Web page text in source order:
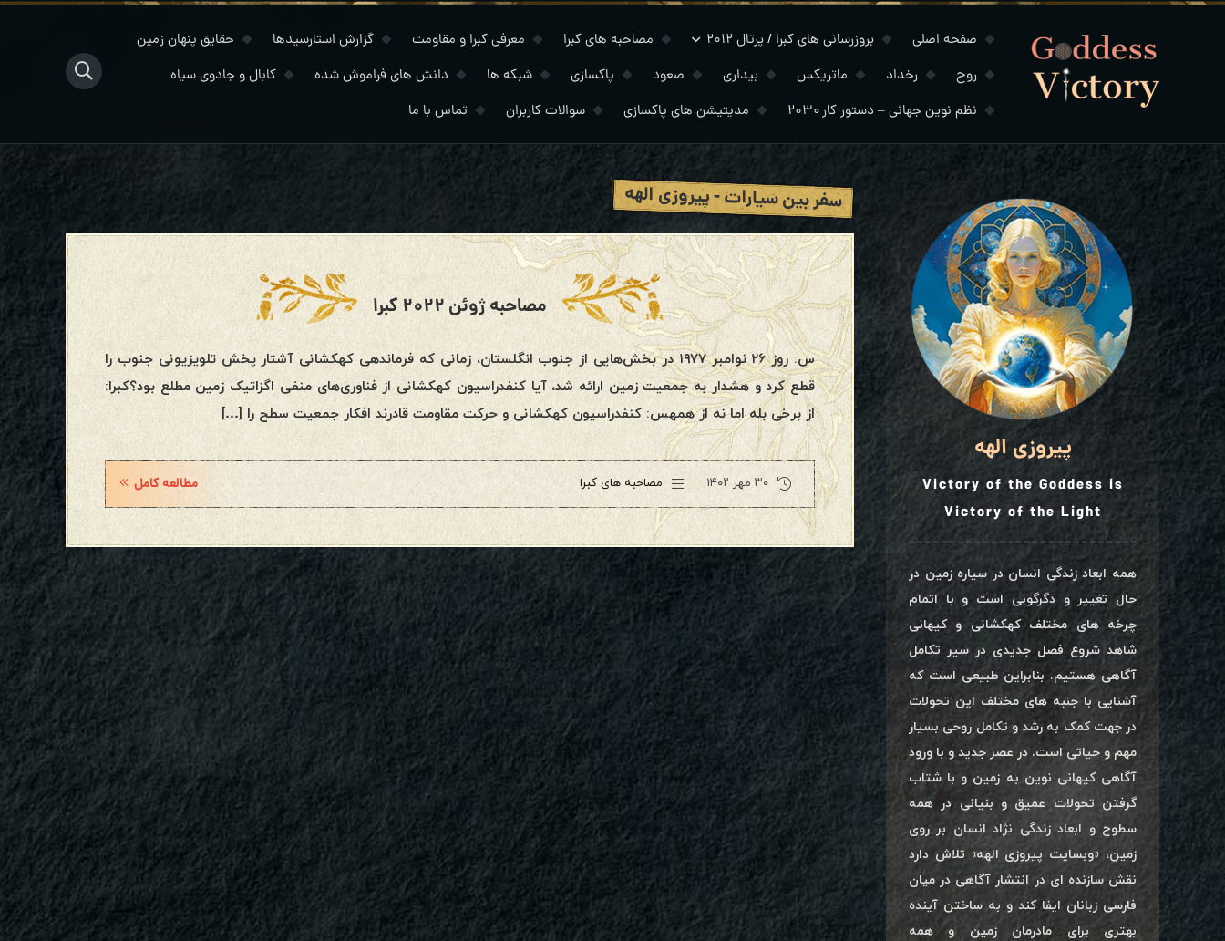
صفحه اصلی بروزرسانی های کبرا / پرتال ۲۰۱۲ مصاحبه های کبرا معرفی کبرا و مقاومت گزارش استارسیدها
حقایق پنهان زمین
روح
رخداد ماتریکس بیداری صعود پاکسازی شبکه ها دانش های فراموش شده
کابال و جادوی سیاه
نظم نوین جهانی – دستور کار ۲۰۳۰
مدیتیشن های پاکسازی سوالات کاربران تماس با ما
سفر بین سیارات - پیروزی الهه
مصاحبه ژوئن ۲۰۲۲ کبرا
س: روز ۲۶ نوامبر ۱۹۷۷ در بخش‌هایی از جنوب انگلستان، زمانی که فرماندهی کهکشانی آشتار پخش تلویزیونی جنوب را
قطع کرد و هشدار به جمعیت زمین ارائه شد، آیا کنفدراسیون کهکشانی از فناوری‌های منفی اگزاتیک زمین مطلع بود؟کبرا:
از برخی بله اما نه از همهس: کنفدراسیون کهکشانی و حرکت مقاومت قادرند افکار جمعیت سطح را […]
۳۰ مهر ۱۴۰۲ مصاحبه های کبرا مطالعه کامل
پیروزی الهه
Victory of the Goddess is
Victory of the Light
همه ابعاد زندگی انسان در سیاره زمین در
حال تغییر و دگرگونی است و با اتمام
چرخه های مختلف کهکشانی و کیهانی
شاهد شروع فصل جدیدی در سیر تکامل
آگاهی هستیم. بنابراین طبیعی است که
آشنایی با جنبه های مختلف این تحولات
در جهت کمک به رشد و تکامل روحی بسیار
مهم و حیاتی است. در عصر جدید و با ورود
آگاهی کیهانی نوین به زمین و با شتاب
گرفتن تحولات عمیق و بنیانی در همه
سطوح و ابعاد زندگی نژاد انسان بر روی
زمین، «وبسایت پیروزی الهه» تلاش دارد
نقش سازنده ای در انتشار آگاهی در میان
فارسی زبانان ایفا کند و به ساختن آینده
بهتری برای مادرمان زمین و همه